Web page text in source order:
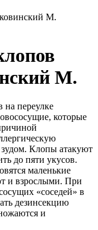
М.
М.
на переулке
которые
Клопы атакуют
до пяти укусов.
маленькие
и взрослыми. При
«соседей» в
дезинсекцию
и